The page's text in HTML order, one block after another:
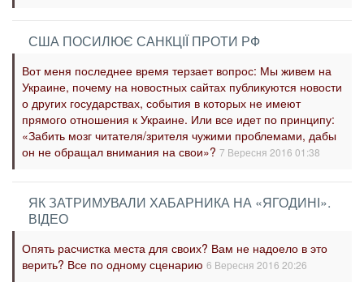
США ПОСИЛЮЄ САНКЦІЇ ПРОТИ РФ
Вот меня последнее время терзает вопрос: Мы живем на
Украине, почему на новостных сайтах публикуются новости
о других государствах, события в которых не имеют
прямого отношения к Украине. Или все идет по принципу:
«Забить мозг читателя/зрителя чужими проблемами, дабы
он не обращал внимания на свои»? 7 Вересня 2016 01:38
ЯК ЗАТРИМУВАЛИ ХАБАРНИКА НА «ЯГОДИНІ».
ВІДЕО
Опять расчистка места для своих? Вам не надоело в это
верить? Все по одному сценарию 6 Вересня 2016 20:26